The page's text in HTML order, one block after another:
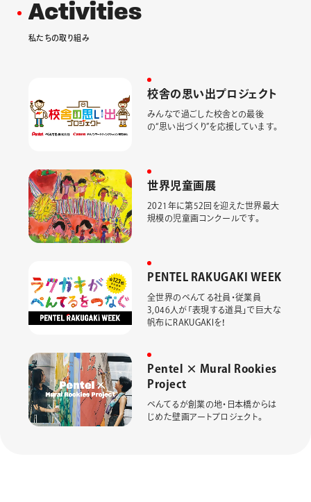
Activities
私た ちの取 り組 み
校舎の思い出プロ ジェ ク ト
みんなで過ごした校舎との最後
の“思い出づくり”を応援しています。
世界児童画展
2021年に第52回を迎えた世界最大
規模の児童画コンクールです。
P E NTE L RA KUGA K WE E K
全世界のぺんてる社員・従業員
3,046人が「表現する道具」で巨大な
帆布にRAKUGAKIを！
Pente × Mura Roo kies
Project
ぺんてるが創業の地・日本橋からは
じめた壁画アートプロジェクト。